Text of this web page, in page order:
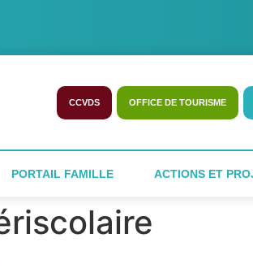
CCVDS OFFICE DE TOURISME
PORTAIL FAMILLE ACTIONS ET